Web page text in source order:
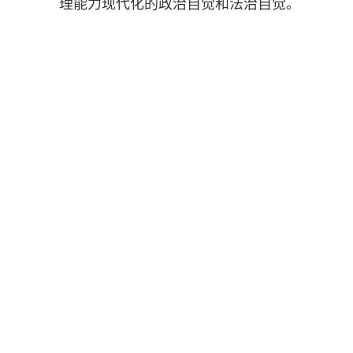
理能力现代化的政治自觉和法治自觉。